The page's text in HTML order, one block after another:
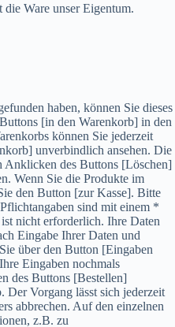
Ware unser Eigentum.
haben, können Sie dieses
[in den Warenkorb] in den
können Sie jederzeit
unverbindlich ansehen. Die
Anklicken des Buttons [Löschen]
Wenn Sie die Produkte im
den Button [zur Kasse]. Bitte
sind mit einem *
nicht erforderlich. Ihre Daten
Eingabe Ihrer Daten und
über den Button [Eingaben
Eingaben nochmals
des Buttons [Bestellen]
Der Vorgang lässt sich jederzeit
abbrechen. Auf den einzelnen
z.B. zu